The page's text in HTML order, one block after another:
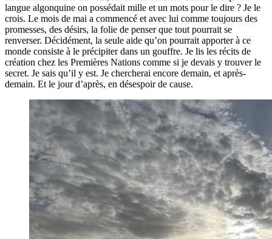
langue algonquine on possédait mille et un mots pour le dire ? Je le
crois. Le mois de mai a commencé et avec lui comme toujours des
promesses, des désirs, la folie de penser que tout pourrait se
renverser. Décidément, la seule aide qu’on pourrait apporter à ce
monde consiste à le précipiter dans un gouffre. Je lis les récits de
création chez les Premières Nations comme si je devais y trouver le
secret. Je sais qu’il y est. Je chercherai encore demain, et après-
demain. Et le jour d’après, en désespoir de cause.